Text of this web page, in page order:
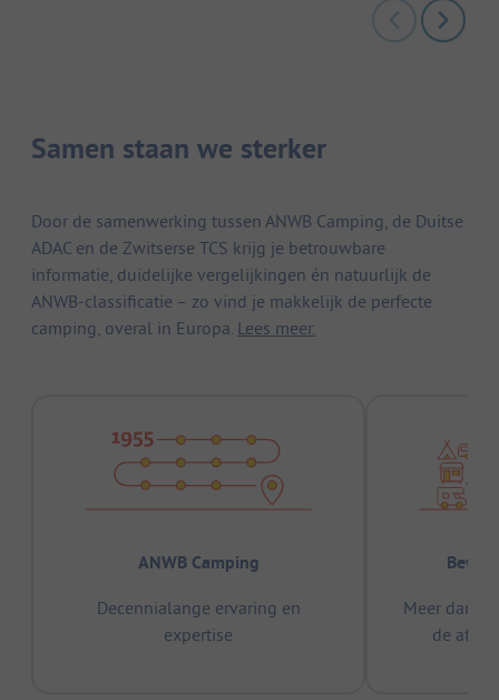
Samen staan we sterker
Door de samenwerking tussen ANWB Camping, de Duitse
ADAC en de Zwitserse TCS krijg je betrouwbare
informatie, duidelijke vergelijkingen én natuurlijk de
ANWB-classificatie – zo vind je makkelijk de perfecte
camping, overal in Europa. Lees meer.
ANWB Camping
Decennialange ervaring en
expertise
Meer dan
de